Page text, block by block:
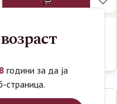
J&B RARE
години за да ја
страница.